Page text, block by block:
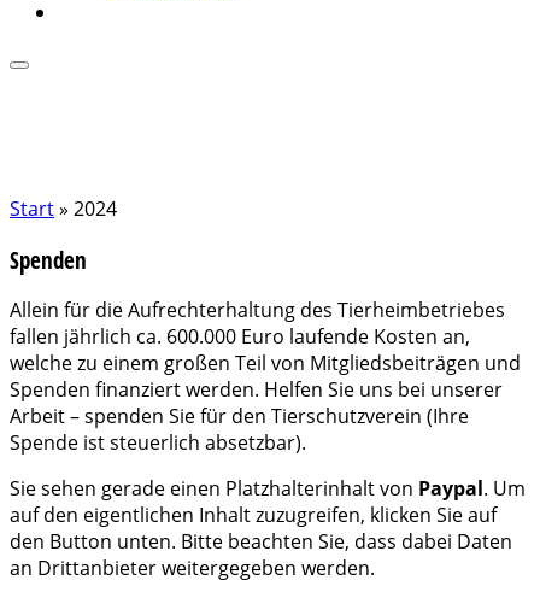
Start» 2024
Spenden
Allein für die Aufrechterhaltung des Tierheimbetriebes
fallen jährlich ca. 600.000 Euro laufende Kosten an,
welche zu einem großen Teil von Mitgliedsbeiträgen und
Spenden finanziert werden. Helfen Sie uns bei unserer
Arbeit – spenden Sie für den Tierschutzverein (Ihre
Spende ist steuerlich absetzbar).
Sie sehen gerade einen Platzhalterinhalt von Paypal. Um
auf den eigentlichen Inhalt zuzugreifen, klicken Sie auf
den Button unten. Bitte beachten Sie, dass dabei Daten
an Drittanbieter weitergegeben werden.